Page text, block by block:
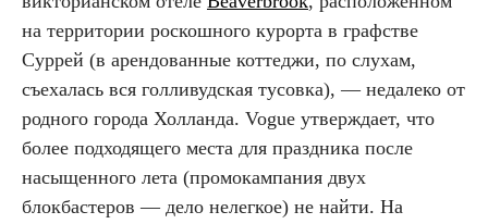
на территории роскошного курорта в графстве
Суррей (в арендованные коттеджи, по слухам,
съехалась вся голливудская тусовка), — недалеко от
родного города Холланда. Vogue утверждает, что
более подходящего места для праздника после
насыщенного лета (промокампания двух
блокбастеров — дело нелегкое) не найти. На